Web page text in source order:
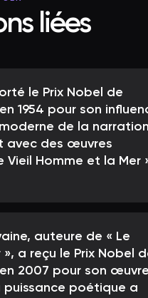
liées
le Prix Nobel de
1954 pour son
de la
avec des œuvres
Vieil Homme et la Mer
auteure de « Le
», a reçu le Prix Nobel
2007 pour son œuvre
puissance poétique a